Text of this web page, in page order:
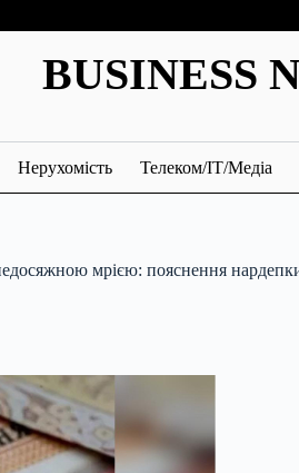
BUSINESS
Нерухомість Телеком/ІТ/Медіа
мрією: пояснення